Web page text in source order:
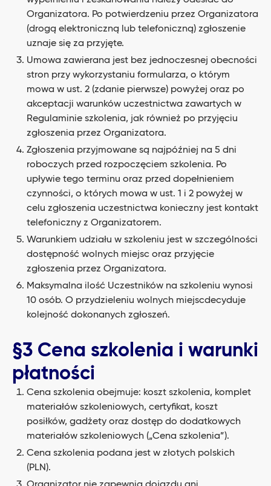
Organizatora. Po potwierdzeniu przez Organizatora
(drogą elektroniczną lub telefoniczną) zgłoszenie
uznaje się za przyjęte.
Umowa zawierana jest bez jednoczesnej obecności
stron przy wykorzystaniu formularza, o którym
mowa w ust. 2 (zdanie pierwsze) powyżej oraz po
akceptacji warunków uczestnictwa zawartych w
Regulaminie szkolenia, jak również po przyjęciu
zgłoszenia przez Organizatora.
Zgłoszenia przyjmowane są najpóźniej na 5 dni
roboczych przed rozpoczęciem szkolenia. Po
upływie tego terminu oraz przed dopełnieniem
czynności, o których mowa w ust. 1 i 2 powyżej w
celu zgłoszenia uczestnictwa konieczny jest kontakt
telefoniczny z Organizatorem.
Warunkiem udziału w szkoleniu jest w szczególności
dostępność wolnych miejsc oraz przyjęcie
zgłoszenia przez Organizatora.
Maksymalna ilość Uczestników na szkoleniu wynosi
10 osób. O przydzieleniu wolnych miejscdecyduje
kolejność dokonanych zgłoszeń.
§3 Cena szkolenia i warunki
płatności
Cena szkolenia obejmuje: koszt szkolenia, komplet
materiałów szkoleniowych, certyfikat, koszt
posiłków, gadżety oraz dostęp do dodatkowych
materiałów szkoleniowych („Cena szkolenia”).
Cena szkolenia podana jest w złotych polskich
(PLN).